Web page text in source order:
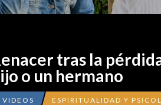
tras la
o un hermano
ESPIRITUALIDAD Y
VIDEOS